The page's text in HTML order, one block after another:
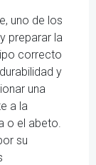
uno de los
preparar la
correcto
y
una
a la
o el abeto.
su